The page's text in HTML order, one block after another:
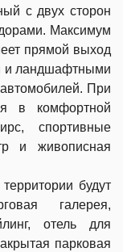
с двух сторон
Максимум
прямой выход
и ландшафтными
При
в комфортной
спортивные
и живописная
будут
галерея,
отель для
парковая